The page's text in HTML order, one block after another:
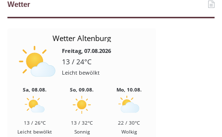
Wetter
Wetter Altenburg
Freitag, 07.08.2026
13 / 24°C
Leicht bewölkt
Sa, 08.08.
13 / 26°C
Leicht bewölkt
So, 09.08.
13 / 32°C
Sonnig
Mo, 10.08.
22 / 30°C
Wolkig